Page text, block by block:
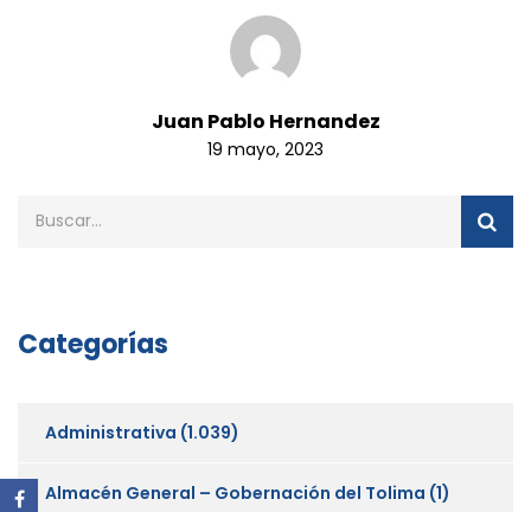
Juan Pablo Hernandez
19 mayo, 2023
Categorías
Administrativa (1.039)
Almacén General – Gobernación del Tolima (1)